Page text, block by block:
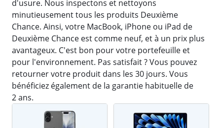
d'usure. Nous inspectons et nettoyons
minutieusement tous les produits Deuxième
Chance. Ainsi, votre MacBook, iPhone ou iPad de
Deuxième Chance est comme neuf, et à un prix plus
avantageux. C'est bon pour votre portefeuille et
pour l'environnement. Pas satisfait ? Vous pouvez
retourner votre produit dans les 30 jours. Vous
bénéficiez également de la garantie habituelle de
2 ans.